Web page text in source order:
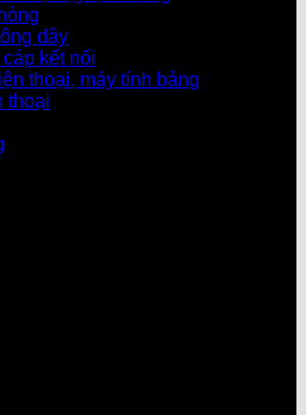
dây
kết nối
thoại, máy tính bảng
thoại